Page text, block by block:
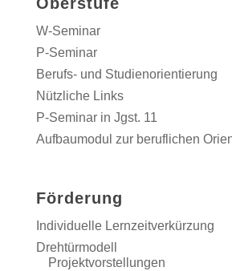
W-Seminar
P-Seminar
Berufs- und Studienorientierung
Nützliche Links
P-Seminar in Jgst. 11
Aufbaumodul zur beruflichen
Förderung
Individuelle Lernzeitverkürzung
Drehtürmodell
Projektvorstellungen